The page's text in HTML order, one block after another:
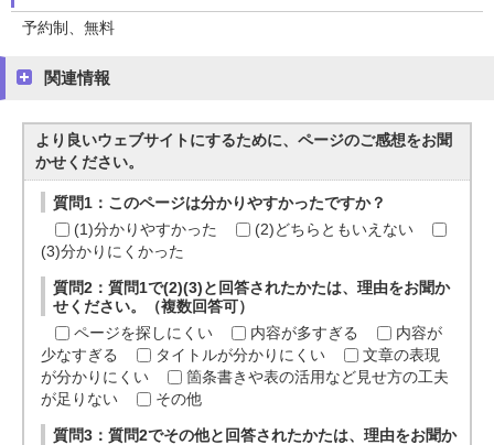
予約制、無料
関連情報
より良いウェブサイトにするために、ページのご感想をお聞
かせください。
質問1：このページは分かりやすかったですか？
(1)分かりやすかった
(2)どちらともいえない
(3)分かりにくかった
質問2：質問1で(2)(3)と回答されたかたは、理由をお聞か
せください。（複数回答可）
ページを探しにくい
内容が多すぎる
内容が
少なすぎる
タイトルが分かりにくい
文章の表現
が分かりにくい
箇条書きや表の活用など見せ方の工夫
が足りない
その他
質問3：質問2でその他と回答されたかたは、理由をお聞か